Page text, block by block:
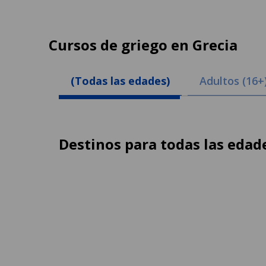
Cursos de griego en Grecia
(Todas las edades) Adultos
Destinos para todas las